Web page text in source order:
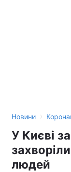
Новини ›
У Києві
людей